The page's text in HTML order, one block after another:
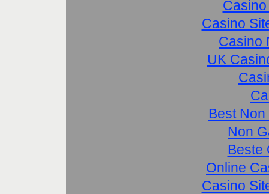
Casino
Casino
UK
Best
Non
Beste
Online
Casino